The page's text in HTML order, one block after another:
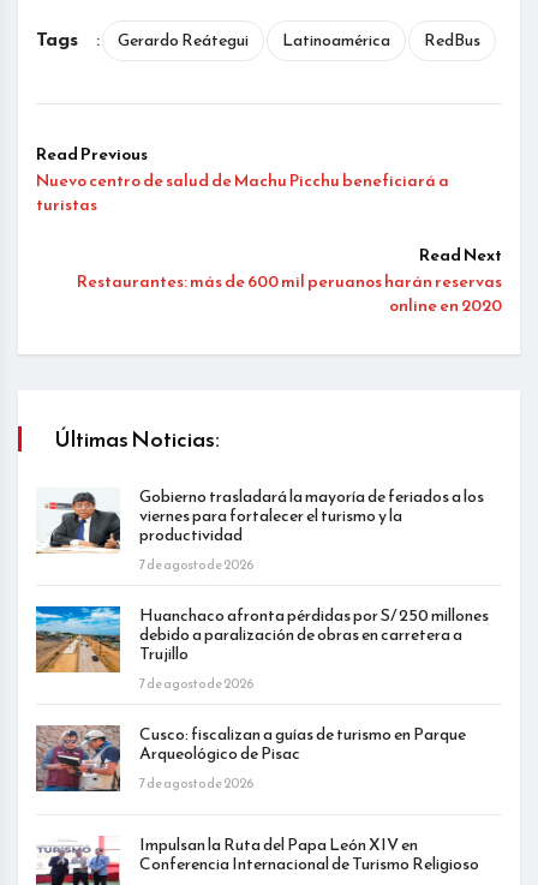
Tags : Gerardo Reátegui Latinoamérica RedBus
Read Previous
Nuevo centro de salud de Machu Picchu beneficiará a
turistas
Read Next
Restaurantes: más de 600 mil peruanos harán reservas
online en 2020
Últimas Noticias:
Gobierno trasladará la mayoría de feriados a los
viernes para fortalecer el turismo y la
productividad
7 de agosto de 2026
Huanchaco afronta pérdidas por S/ 250 millones
debido a paralización de obras en carretera a
Trujillo
7 de agosto de 2026
Cusco: fiscalizan a guías de turismo en Parque
Arqueológico de Pisac
7 de agosto de 2026
Impulsan la Ruta del Papa León XIV en
Conferencia Internacional de Turismo Religioso